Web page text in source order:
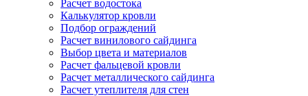
Расчет водостока
Калькулятор кровли
Подбор ограждений
Расчет винилового сайдинга
Выбор цвета и материалов
Расчет фальцевой кровли
Расчет металлического сайдинга
Расчет утеплителя для стен